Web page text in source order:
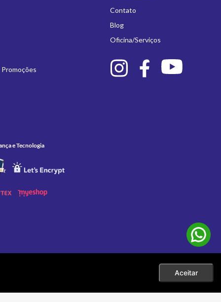
Aceitar
Contato
Blog
Oficina/Serviços
e Tecnologia
|